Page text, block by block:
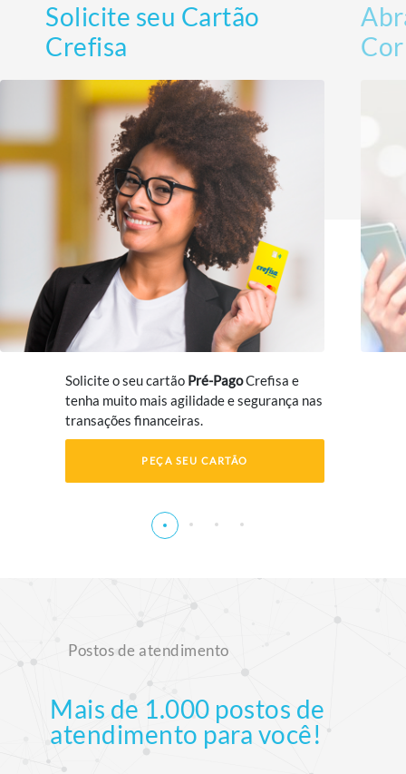
Solicite seu Cartão
Crefisa
Solicite o seu cartão Pré-PagoCrefisa e
tenha muito mais agilidade e segurança nas
transações financeiras.
PEÇA SEU CARTÃO
Postos de atendimento
Mais de 1.000 postos de
atendimento para você!